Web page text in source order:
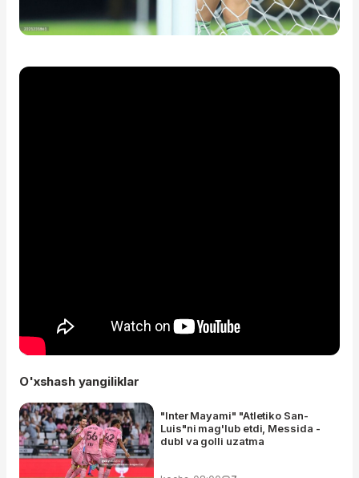
O'xshash yangiliklar
"Inter Mayami" "Atletiko San-
Luis"ni mag'lub etdi, Messida -
dubl va golli uzatma